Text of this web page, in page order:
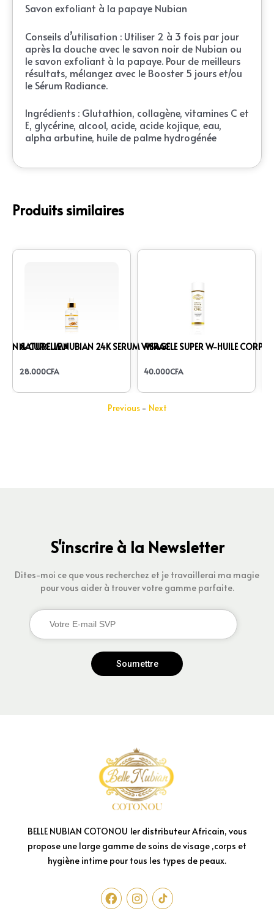
Savon exfoliant à la papaye Nubian
Conseils d’utilisation : Utiliser 2 à 3 fois par jour
après la douche avec le savon noir de Nubian ou
le savon exfoliant à la papaye. Pour de meilleurs
résultats, mélangez avec le Booster 5 jours et/ou
le Sérum Radiance.
Ingrédients : Glutathion, collagène, vitamines C et
E, glycérine, alcool, acide, acide kojique, eau,
alpha arbutine, huile de palme hydrogénée
Produits similaires
& CURCUMA
NATURELLE NUBIAN 24K SERUM VISAGE
28.000CFA
MIRACLE SUPER W-HUILE
40.000CFA
Previous- Next
S'inscrire à la Newsletter
Dites-moi ce que vous recherchez et je travaillerai ma magie
pour vous aider à trouver votre gamme parfaite.
Soumettre
BELLE NUBIAN COTONOU 1er distributeur Africain, vous
propose une large gamme de soins de visage ,corps et
hygiène intime pour tous les types de peaux.